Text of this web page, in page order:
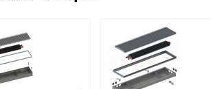
Конвектор